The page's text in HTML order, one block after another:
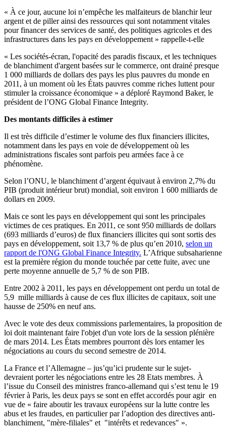
« À ce jour, aucune loi n’empêche les malfaiteurs de blanchir leur
argent et de piller ainsi des ressources qui sont notamment vitales
pour financer des services de santé, des politiques agricoles et des
infrastructures dans les pays en développement » rappelle-t-elle
« Les sociétés-écran, l'opacité des paradis fiscaux, et les techniques
de blanchiment d'argent basées sur le commerce, ont drainé presque
1 000 milliards de dollars des pays les plus pauvres du monde en
2011, à un moment où les États pauvres comme riches luttent pour
stimuler la croissance économique » a déploré Raymond Baker, le
président de l’ONG Global Finance Integrity.
Des montants difficiles à estimer
Il est très difficile d’estimer le volume des flux financiers illicites,
notamment dans les pays en voie de développement où les
administrations fiscales sont parfois peu armées face à ce
phénomène.
Selon l’ONU, le blanchiment d’argent équivaut à environ 2,7% du
PIB (produit intérieur brut) mondial, soit environ 1 600 milliards de
dollars en 2009.
Mais ce sont les pays en développement qui sont les principales
victimes de ces pratiques. En 2011, ce sont 950 milliards de dollars
(693 milliards d’euros) de flux financiers illicites qui sont sortis des
pays en développement, soit 13,7 % de plus qu’en 2010, selon un
rapport de l'ONG Global Finance Integrity. L’Afrique subsaharienne
est la première région du monde touchée par cette fuite, avec une
perte moyenne annuelle de 5,7 % de son PIB.
Entre 2002 à 2011, les pays en développement ont perdu un total de
5,9 mille milliards à cause de ces flux illicites de capitaux, soit une
hausse de 250% en neuf ans.
Avec le vote des deux commissions parlementaires, la proposition de
loi doit maintenant faire l'objet d'un vote lors de la session plénière
de mars 2014. Les États membres pourront dès lors entamer les
négociations au cours du second semestre de 2014.
La France et l’Allemagne – jus’qu’ici prudente sur le sujet-
devraient porter les négociations entre les 28 Etats membres. À
l’issue du Conseil des ministres franco-allemand qui s’est tenu le 19
février à Paris, les deux pays se sont en effet accordés pour agir en
vue de « faire aboutir les travaux européens sur la lutte contre les
abus et les fraudes, en particulier par l’adoption des directives anti-
blanchiment, "mère-filiales" et "intérêts et redevances" ».